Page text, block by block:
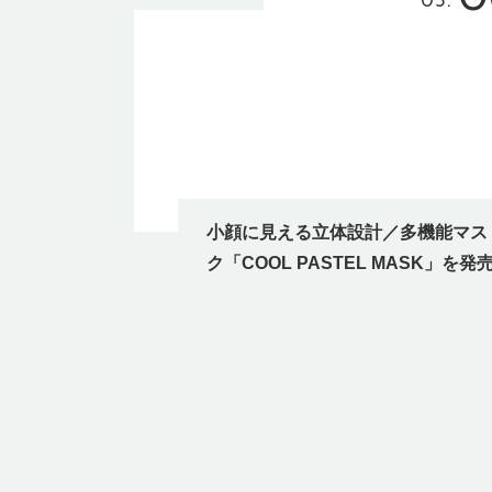
小顔に見える立体設計／多機能マス
ク「COOL PASTEL MASK」を発